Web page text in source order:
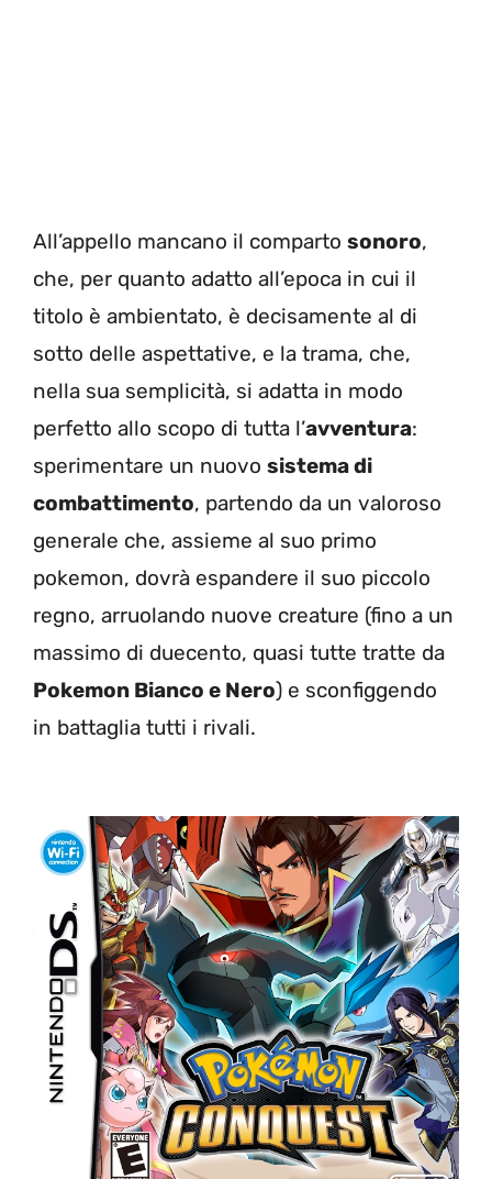
All’appello mancano il comparto sonoro,
che, per quanto adatto all’epoca in cui il
titolo è ambientato, è decisamente al di
sotto delle aspettative, e la trama, che,
nella sua semplicità, si adatta in modo
perfetto allo scopo di tutta l’avventura:
sperimentare un nuovo sistema di
combattimento, partendo da un valoroso
generale che, assieme al suo primo
pokemon, dovrà espandere il suo piccolo
regno, arruolando nuove creature (fino a un
massimo di duecento, quasi tutte tratte da
Pokemon Bianco e Nero) e sconfiggendo
in battaglia tutti i rivali.